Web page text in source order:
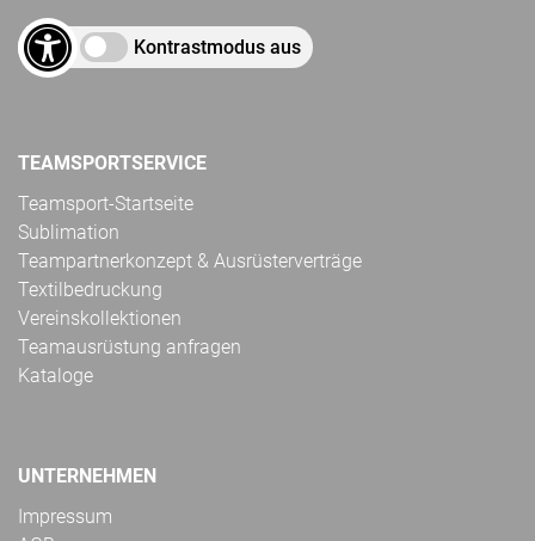
Kontrastmodus aus
TEAMSPORTSERVICE
Teamsport-Startseite
Sublimation
Teampartnerkonzept & Ausrüsterverträge
Textilbedruckung
Vereinskollektionen
Teamausrüstung anfragen
Kataloge
UNTERNEHMEN
Impressum